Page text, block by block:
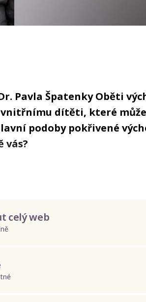
Pavla Špatenky Oběti
vnitřnímu dítěti, které
podoby pokřivené
vás?
celý web